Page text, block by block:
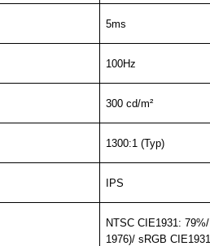
5ms
100Hz
300 cd/m²
1300:1 (Typ)
IPS
NTSC CIE1931:
1976)/ sRGB